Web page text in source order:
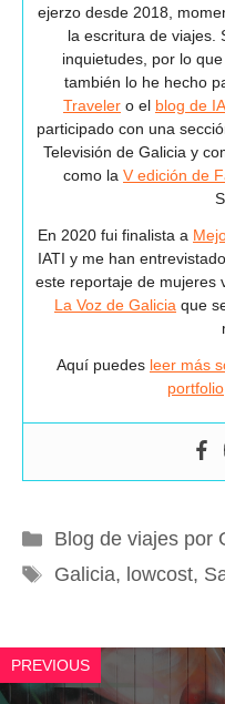
ejerzo desde 2018,
la escritura de viajes.
inquietudes, por lo
también lo he hecho
Traveler o el blog de
participado con una
Televisión de Galicia y
como la V edición de
En 2020 fui finalista a
IATI y me han
este reportaje de mujeres
La Voz de Galicia que
Aquí puedes leer más
portfolio
Categorías
Blog de viajes por
Etiquetas
Galicia, lowcost,
PREVIOUS